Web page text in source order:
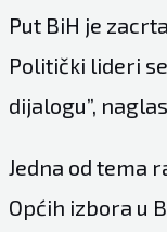
Put BiH je
Politički lideri
dijalogu”,
Jedna od tema
Općih izbora u